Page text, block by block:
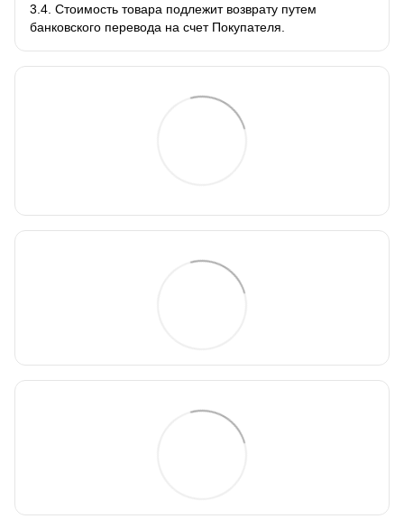
3.4. Стоимость товара подлежит возврату путем
банковского перевода на счет Покупателя.